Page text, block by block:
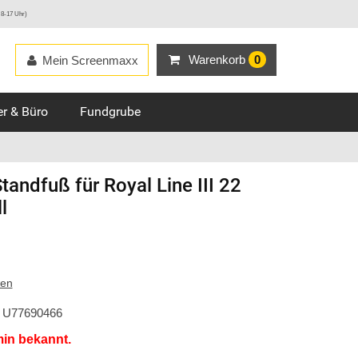
17 Uhr)
Warenkorb 0
Mein Screenmaxx
& Büro Fundgrube
für Royal Line III 22
U77690466
bekannt.